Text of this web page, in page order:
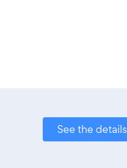
See the details